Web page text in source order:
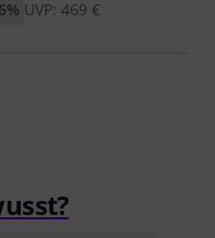
UVP: 469 €